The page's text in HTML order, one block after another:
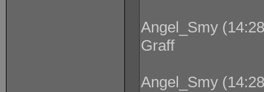
Angel_Smy
Graff
Angel_Smy